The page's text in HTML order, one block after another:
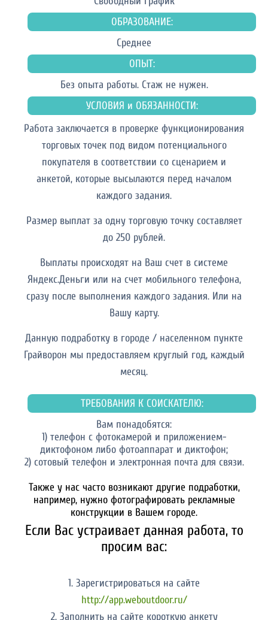
ОБРАЗОВАНИЕ:
Среднее
ОПЫТ:
Без опыта работы. Cтаж не нужен.
УСЛОВИЯ и ОБЯЗАННОСТИ:
Работа заключается в проверке функционирования
торговых точек под видом потенциального
покупателя в соответствии со сценарием и
анкетой, которые высылаются перед началом
каждого задания.
Размер выплат за одну торговую точку составляет
до 250 рублей.
Выплаты происходят на Ваш счет в системе
Яндекс.Деньги или на счет мобильного телефона,
сразу после выполнения каждого задания. Или на
Вашу карту.
Данную подработку в городе / населенном пункте
Грайворон мы предоставляем круглый год, каждый
месяц.
ТРЕБОВАНИЯ К СОИСКАТЕЛЮ:
Вам понадобятся:
1) телефон с фотокамерой и приложением-
диктофоном либо фотоаппарат и диктофон;
2) сотовый телефон и электронная почта для связи.
Также у нас часто возникают другие подработки,
например, нужно фотографировать рекламные
конструкции в Вашем городе.
Если Вас устраивает данная работа, то
просим вас:
1. Зарегистрироваться на сайте
http://app.weboutdoor.ru/
2. Заполнить на сайте короткую анкету